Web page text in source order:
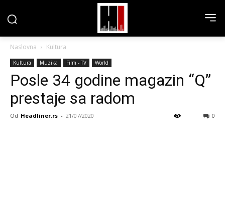
Naslovna Kultura
Kultura Muzika Film - TV World
Posle 34 godine magazin “Q”
prestaje sa radom
Od Headliner.rs - 21/07/2020 0